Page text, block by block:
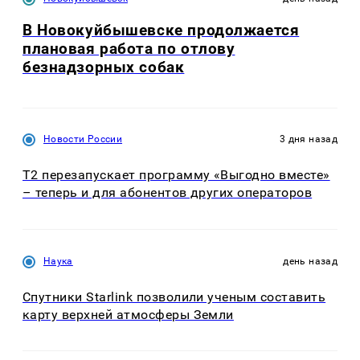
В Новокуйбышевске продолжается
плановая работа по отлову
безнадзорных собак
Новости России 3 дня назад
Т2 перезапускает программу «Выгодно вместе»
– теперь и для абонентов других операторов
Наука день назад
Спутники Starlink позволили ученым составить
карту верхней атмосферы Земли